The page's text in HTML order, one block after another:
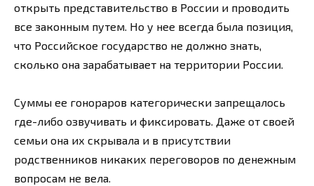
открыть представительство в России и проводить
все законным путем. Но у нее всегда была позиция,
что Российское государство не должно знать,
сколько она зарабатывает на территории России.
Суммы ее гонораров категорически запрещалось
где-либо озвучивать и фиксировать. Даже от своей
семьи она их скрывала и в присутствии
родственников никаких переговоров по денежным
вопросам не вела.